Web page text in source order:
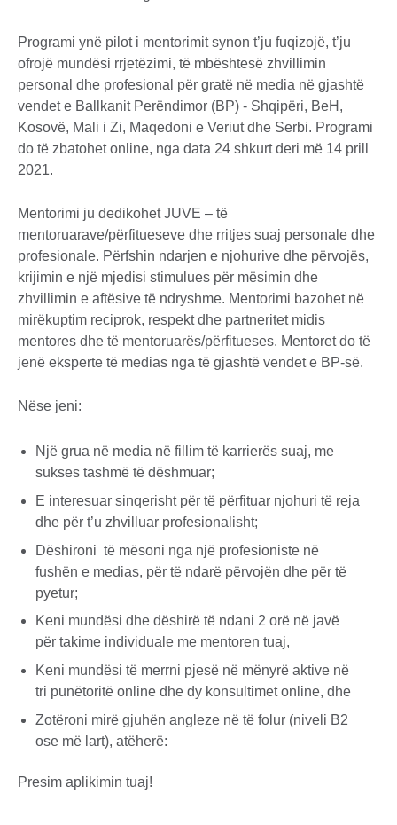
Programi ynë pilot i mentorimit synon t’ju fuqizojë, t’ju
ofrojë mundësi rrjetëzimi, të mbështesë zhvillimin
personal dhe profesional për gratë në media në gjashtë
vendet e Ballkanit Perëndimor (BP) - Shqipëri, BeH,
Kosovë, Mali i Zi, Maqedoni e Veriut dhe Serbi. Programi
do të zbatohet online, nga data 24 shkurt deri më 14 prill
2021.
Mentorimi ju dedikohet JUVE – të
mentoruarave/përfitueseve dhe rritjes suaj personale dhe
profesionale. Përfshin ndarjen e njohurive dhe përvojës,
krijimin e një mjedisi stimulues për mësimin dhe
zhvillimin e aftësive të ndryshme. Mentorimi bazohet në
mirëkuptim reciprok, respekt dhe partneritet midis
mentores dhe të mentoruarës/përfitueses. Mentoret do të
jenë eksperte të medias nga të gjashtë vendet e BP-së.
Nëse jeni:
Një grua në media në fillim të karrierës suaj, me
sukses tashmë të dëshmuar;
E interesuar sinqerisht për të përfituar njohuri të reja
dhe për t’u zhvilluar profesionalisht;
Dëshironi të mësoni nga një profesioniste në
fushën e medias, për të ndarë përvojën dhe për të
pyetur;
Keni mundësi dhe dëshirë të ndani 2 orë në javë
për takime individuale me mentoren tuaj,
Keni mundësi të merrni pjesë në mënyrë aktive në
tri punëtoritë online dhe dy konsultimet online, dhe
Zotëroni mirë gjuhën angleze në të folur (niveli B2
ose më lart), atëherë:
Presim aplikimin tuaj!